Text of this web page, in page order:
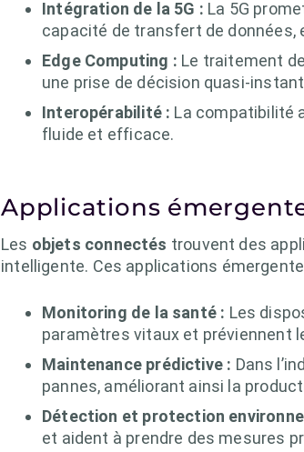
Intégration de la 5G : La 5G
capacité de transfert de
Edge Computing : Le traitement
une prise de décision quasi-
Interopérabilité : La compatibilité
fluide et efficace.
Applications
Les objets connectés trouvent des
intelligente. Ces applications
Monitoring de la santé : Les
paramètres vitaux et préviennent
Maintenance prédictive : Dans
pannes, améliorant ainsi la
Détection et protection
et aident à prendre des mesures